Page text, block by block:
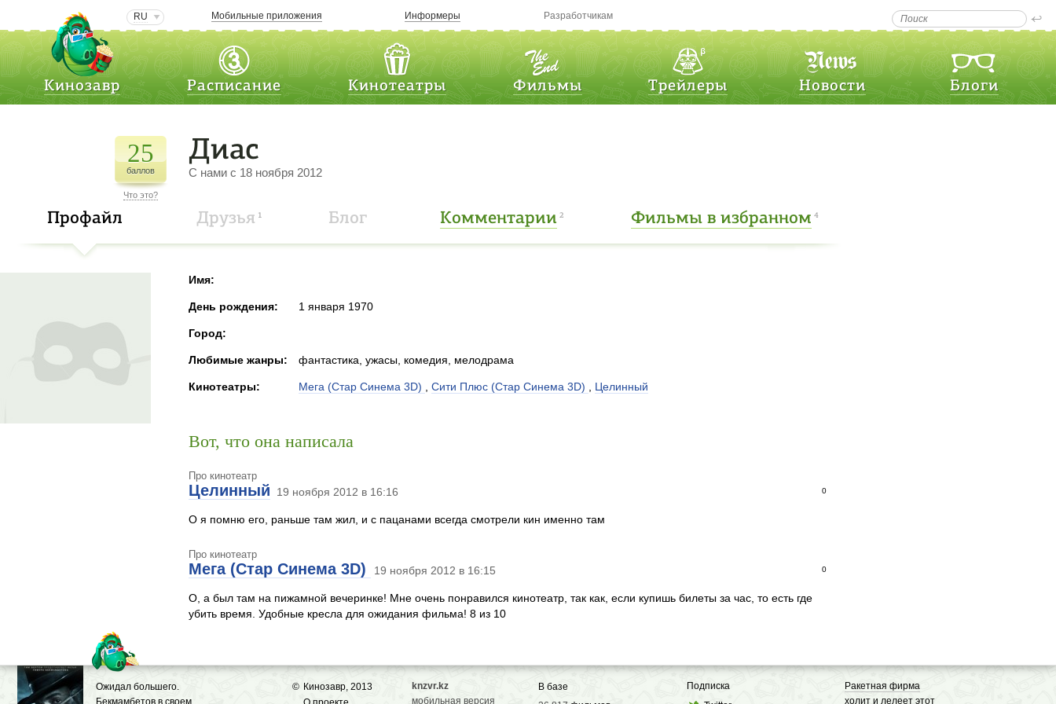
RU Мобильные приложения Информеры Разработчикам
Кинозавр Расписание Кинотеатры Фильмы Трейлеры Новости Блоги
25
баллов
Что это?
Диас
C нами с 18 ноября 2012
Профайл Друзья 1 Блог Комментарии 2 Фильмы в избранном 4
Имя:
День рождения: 1 января 1970
Город:
Любимые жанры: фантастика, ужасы, комедия, мелодрама
Кинотеатры: Мега (Стар Синема 3D) ,Сити Плюс (Стар Синема 3D) Целинный
Вот, что она написала
Про кинотеатр
0
Целинный 19 ноября 2012 в 16:16
О я помню его, раньше там жил, и с пацанами всегда смотрели кин именно там
Про кинотеатр
0
Мега (Стар Синема 3D) 19 ноября 2012 в 16:15
О, а был там на пижамной вечеринке! Мне очень понравился кинотеатр, так как, если купишь билеты за час, то есть где
убить время. Удобные кресла для ожидания фильма! 8 из 10
© Кинозавр, 2013
Ожидал большего.
Бекмамбетов в своем
knzvr.kz
мобильная версия
В базе
Подписка
Ракетная фирма
холит и лелеет этот